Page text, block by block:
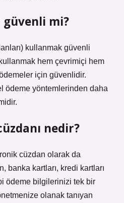
mi?
kullanmak güvenli
hem çevrimiçi hem
için güvenlidir.
ödeme yöntemlerinden daha
nedir?
cüzdan olarak da
banka kartları, kredi kartları
ödeme bilgilerinizi tek bir
olanak tanıyan